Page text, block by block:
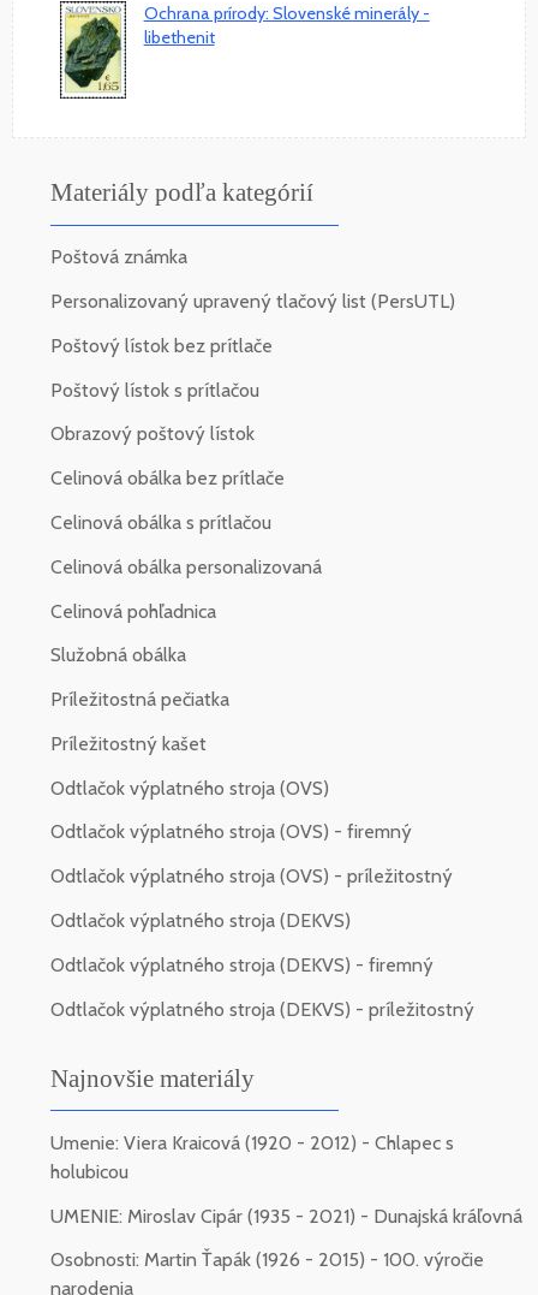
Ochrana prírody: Slovenské minerály -
libethenit
Materiály podľa kategórií
Poštová známka
Personalizovaný upravený tlačový list (PersUTL)
Poštový lístok bez prítlače
Poštový lístok s prítlačou
Obrazový poštový lístok
Celinová obálka bez prítlače
Celinová obálka s prítlačou
Celinová obálka personalizovaná
Celinová pohľadnica
Služobná obálka
Príležitostná pečiatka
Príležitostný kašet
Odtlačok výplatného stroja (OVS)
Odtlačok výplatného stroja (OVS) - firemný
Odtlačok výplatného stroja (OVS) - príležitostný
Odtlačok výplatného stroja (DEKVS)
Odtlačok výplatného stroja (DEKVS) - firemný
Odtlačok výplatného stroja (DEKVS) - príležitostný
Najnovšie materiály
Umenie: Viera Kraicová (1920 - 2012) - Chlapec s
holubicou
UMENIE: Miroslav Cipár (1935 - 2021) - Dunajská kráľovná
Osobnosti: Martin Ťapák (1926 - 2015) - 100. výročie
narodenia